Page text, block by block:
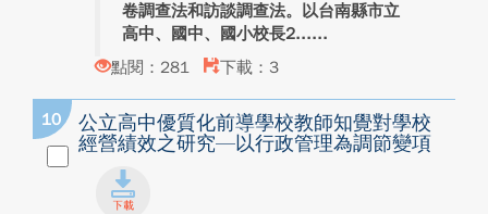
卷調查法和訪談調查法。以台南縣市立
高中、國中、國小校長2...
點閱：281
下載：3
10
公立高中優質化前導學校教師知覺對學校
經營績效之研究—以行政管理為調節變項